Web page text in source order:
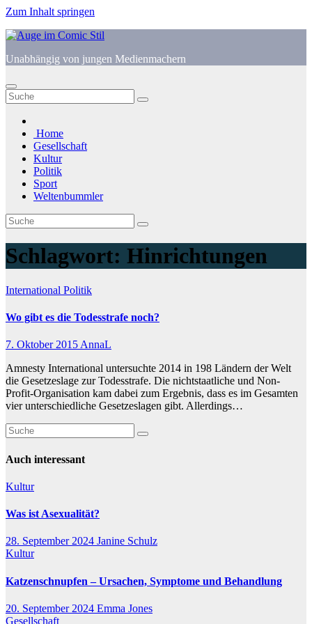
Zum Inhalt springen
Unabhängig von jungen Medienmachern
Home
Gesellschaft
Kultur
Politik
Sport
Weltenbummler
Schlagwort: Hinrichtungen
International Politik
Wo gibt es die Todesstrafe noch?
7. Oktober 2015AnnaL
Amnesty International untersuchte 2014 in 198 Ländern der Welt
die Gesetzeslage zur Todesstrafe. Die nichtstaatliche und Non-
Profit-Organisation kam dabei zum Ergebnis, dass es im Gesamten
vier unterschiedliche Gesetzeslagen gibt. Allerdings…
Auch interessant
Kultur
Was ist Asexualität?
28. September 2024 Janine Schulz
Kultur
Katzenschnupfen – Ursachen, Symptome und Behandlung
20. September 2024 Emma Jones
Gesellschaft